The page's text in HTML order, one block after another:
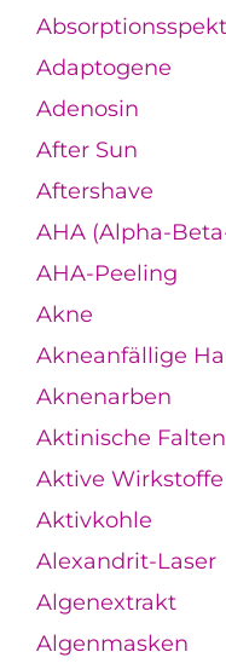
Adaptogene
Adenosin
After Sun
Aftershave
AHA (Alpha-
AHA-Peeling
Akne
Akneanfällige
Aknenarben
Aktinische Falten
Aktive Wirkstoffe
Aktivkohle
Alexandrit-Laser
Algenextrakt
Algenmasken